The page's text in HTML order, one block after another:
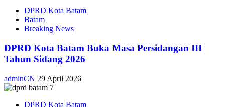
DPRD Kota Batam
Batam
Breaking News
DPRD Kota Batam Buka Masa Persidangan III
Tahun Sidang 2026
adminCN 29 April 2026
DPRD Kota Batam